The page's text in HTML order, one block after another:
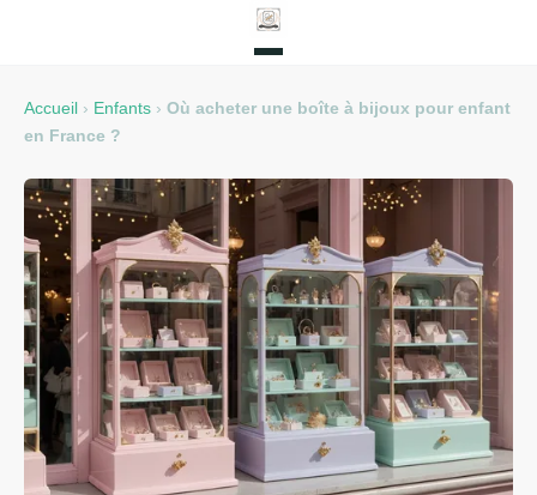
Accueil › Enfants › Où acheter une boîte à bijoux pour enfant
en France ?